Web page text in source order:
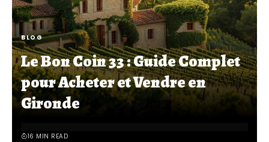
BLOG
Le Bon Coin 33 : Guide Complet
pour Acheter et Vendre en
Gironde
16 MIN READ